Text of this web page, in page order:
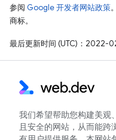
参阅 Google 开发者网站政策
商标。
最后更新时间 (UTC)：2022-
我们希望帮助您构建美观
且安全的网站，从而能跨